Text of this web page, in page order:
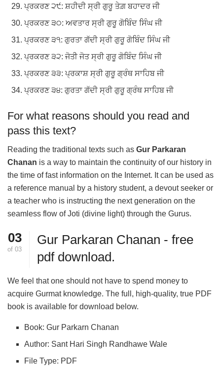
ਪ੍ਰਕਰਣ ੨੯: ਸ਼ਹੀਦੀ ਸ੍ਰੀ ਗੁਰੂ ਤੇਗ਼ ਬਹਾਦਰ ਜੀ
ਪ੍ਰਕਰਣ ੩੦: ਅਵਤਾਰ ਸ੍ਰੀ ਗੁਰੂ ਗੋਬਿੰਦ ਸਿੰਘ ਜੀ
ਪ੍ਰਕਰਣ ੩੧: ਗੁਰਤਾ ਗੱਦੀ ਸ੍ਰੀ ਗੁਰੂ ਗੋਬਿੰਦ ਸਿੰਘ ਜੀ
ਪ੍ਰਕਰਣ ੩੨: ਜੋਤੀ ਜੋਤ ਸ੍ਰੀ ਗੁਰੂ ਗੋਬਿੰਦ ਸਿੰਘ ਜੀ
ਪ੍ਰਕਰਣ ੩੩: ਪ੍ਰਕਾਸ਼ ਸ੍ਰੀ ਗੁਰੂ ਗ੍ਰੰਥ ਸਾਹਿਬ ਜੀ
ਪ੍ਰਕਰਣ ੩੪: ਗੁਰਤਾ ਗੱਦੀ ਸ੍ਰੀ ਗੁਰੂ ਗ੍ਰੰਥ ਸਾਹਿਬ ਜੀ
For what reasons should you read and
pass this text?
Reading the traditional texts such as Gur Parkaran
Chanan is a way to maintain the continuity of our history in
the time of fast information on the Internet. It can be used as
a reference manual by a history student, a devout seeker or
a teacher who is instructing the next generation on the
seamless flow of Joti (divine light) through the Gurus.
03
of 03
Gur Parkaran Chanan - free
pdf download.
We feel that one should not have to spend money to
acquire Gurmat knowledge. The full, high-quality, true PDF
book is available for download below.
Book: Gur Parkarn Chanan
Author: Sant Hari Singh Randhawe Wale
File Type: PDF